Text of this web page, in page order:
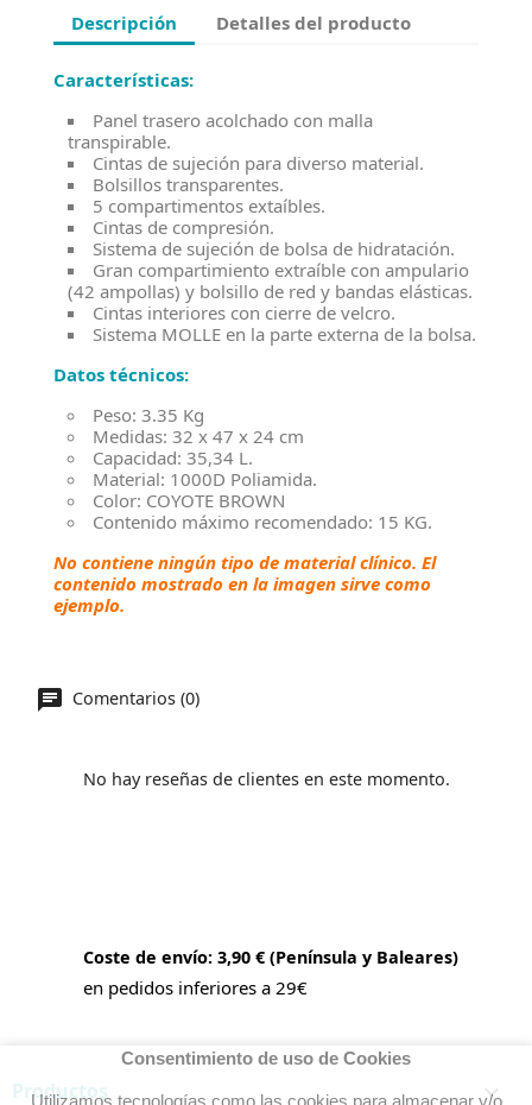
Descripción Detalles del producto
Características:
Panel trasero acolchado con malla
transpirable.
Cintas de sujeción para diverso material.
Bolsillos transparentes.
5 compartimentos extaíbles.
Cintas de compresión.
Sistema de sujeción de bolsa de hidratación.
Gran compartimiento extraíble con ampulario
(42 ampollas) y bolsillo de red y bandas elásticas.
Cintas interiores con cierre de velcro.
Sistema MOLLE en la parte externa de la bolsa.
Datos técnicos:
Peso: 3.35 Kg
Medidas: 32 x 47 x 24 cm
Capacidad: 35,34 L.
Material: 1000D Poliamida.
Color: COYOTE BROWN
Contenido máximo recomendado: 15 KG.
No contiene ningún tipo de material clínico. El
contenido mostrado en la imagen sirve como
ejemplo.
Comentarios (0)
No hay reseñas de clientes en este momento.
Coste de envío: 3,90 € (Península y Baleares)
en pedidos inferiores a 29€
Productos 
Consentimiento de uso de Cookies
Utilizamos tecnologías como las cookies para almacenar y/o